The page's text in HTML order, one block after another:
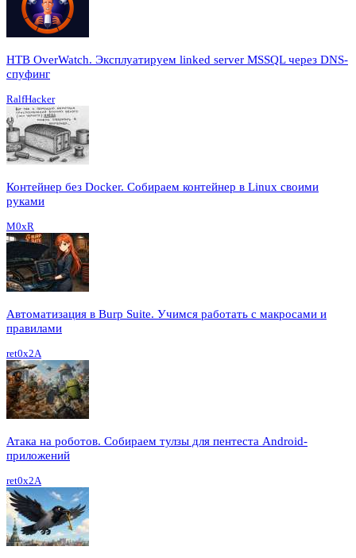
HTB OverWatch. Эксплуатируем linked server MSSQL через DNS-
спуфинг
RalfHacker
Контейнер без Docker. Собираем контейнер в Linux своими
руками
M0xR
Автоматизация в Burp Suite. Учимся работать с макросами и
правилами
ret0x2A
Атака на роботов. Собираем тулзы для пентеста Android-
приложений
ret0x2A